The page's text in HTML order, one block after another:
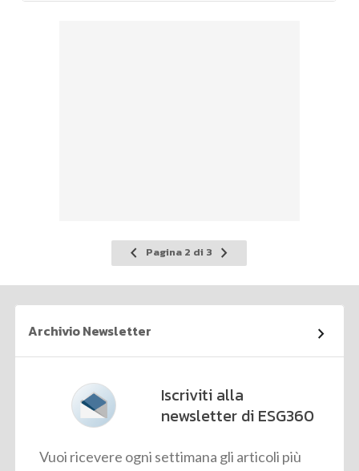
Pagina
precedente
Pagina 2 di 3
Pagina
successiva
Archivio Newsletter
Iscriviti alla
newsletter di ESG360
Vuoi ricevere ogni settimana gli articoli più